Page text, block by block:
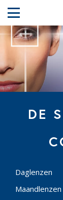
DE
Daglenzen
Maandlenzen